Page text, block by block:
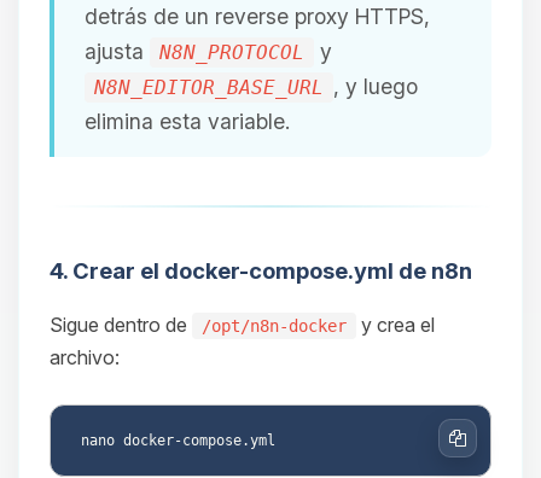
detrás de un reverse proxy HTTPS,
ajusta
N8N_PROTOCOL y
N8N_EDITOR_BASE_URL , y luego
elimina esta variable.
4. Crear el docker-compose.yml de n8n
Sigue dentro de /opt/n8n-docker
y crea el
archivo:
Copiar